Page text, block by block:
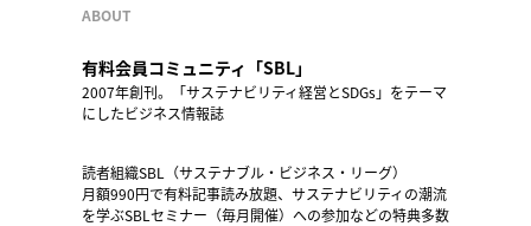
ABOUT
有料会員コミュニティ「SBL」
2007年創刊。「サステナビリティ経営とSDGs」をテーマ
にしたビジネス情報誌
読者組織SBL（サステナブル・ビジネス・リーグ）
月額990円で有料記事読み放題、サステナビリティの潮流
を学ぶSBLセミナー（毎月開催）への参加などの特典多数